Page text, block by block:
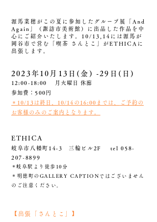
源馬菜穂がこの夏に参加したグループ展「And
Again」（諏 訪市 美術館）に出品した作品を中
心にご紹介いたします。10/13,14には源馬が
岡谷市で営む「喫茶 さんとこ」がETHICAに
出張します。
2023年10月13日(金) -29日(日)
12:00-18:00 ​月 火曜日 休廊
参加費：500円
＊ 10/13は終日、10/14の16:00までは、
ご予約の
お客様のみのご案内となります。
ETHICA
岐阜市八幡町14‐3 三輪ビル2F tel058-
207-8899
​＊岐阜駅より徒歩10分
＊明徳町のGALLERY CAPTIONではございません
のご注意ください。
【出張「さんとこ」】